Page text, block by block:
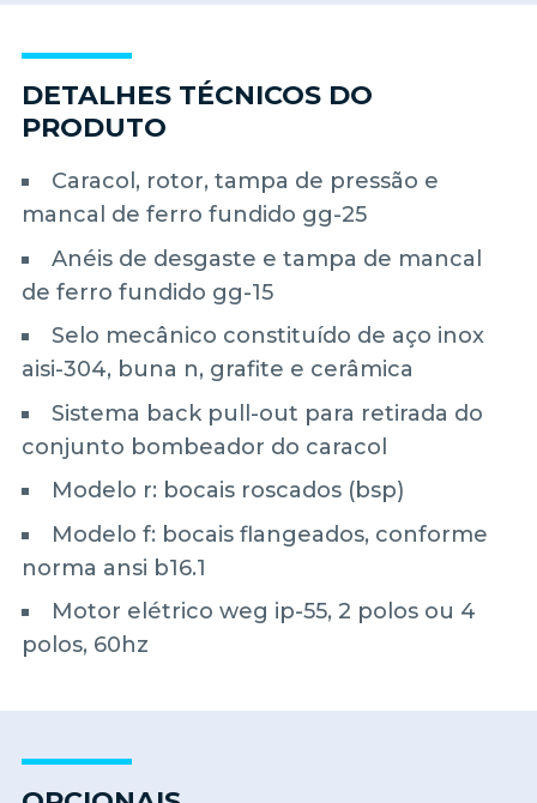
DETALHES TÉCNICOS DO
PRODUTO
Caracol, rotor, tampa de pressão e
mancal de ferro fundido gg-25
Anéis de desgaste e tampa de mancal
de ferro fundido gg-15
Selo mecânico constituído de aço inox
aisi-304, buna n, grafite e cerâmica
Sistema back pull-out para retirada do
conjunto bombeador do caracol
Modelo r: bocais roscados (bsp)
Modelo f: bocais flangeados, conforme
norma ansi b16.1
Motor elétrico weg ip-55, 2 polos ou 4
polos, 60hz